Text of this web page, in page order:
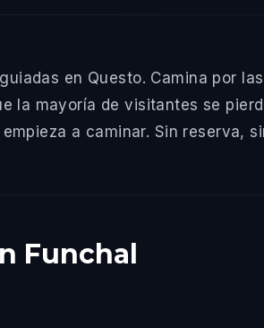
en Questo. Camina por
la mayoría de visitantes se
a caminar. Sin reserva,
Funchal